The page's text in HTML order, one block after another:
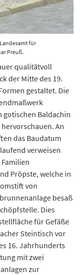
für
Preuß.
qualitätvoll
der Mitte des 19.
gestaltet. Die
gotischen Baldachin
An
das Baudatum
verweisen
Pröpste, welche in
von
besaß
Dies
für Gefäße
Steintisch vor
16. Jahrhunderts
mit zwei
zur